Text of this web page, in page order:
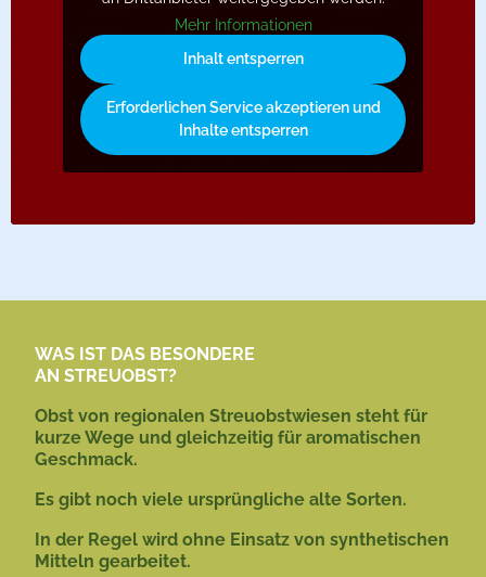
Mehr Informationen
Inhalt entsperren
Erforderlichen Service akzeptieren und
Inhalte entsperren
WAS IST DAS BESONDERE
AN STREUOBST?
Obst von regionalen Streuobstwiesen steht für
kurze Wege und gleichzeitig für aromatischen
Geschmack.
Es gibt noch viele ursprüngliche alte Sorten.
In der Regel wird ohne Einsatz von synthetischen
Mitteln gearbeitet.